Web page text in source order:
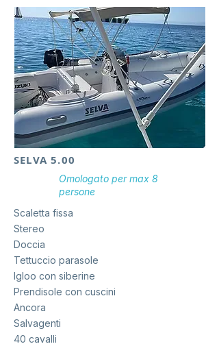
SELVA 5.00
Omologato per max 8
persone
Scaletta fissa
Stereo
Doccia
Tettuccio parasole
Igloo con siberine
Prendisole con cuscini
Ancora
Salvagenti
40 cavalli